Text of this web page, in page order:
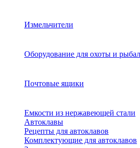
Измельчители
Оборудование для охоты и
Почтовые ящики
Емкости из нержавеющей стали
Автоклавы
Рецепты для автоклавов
Комплектующие для автоклавов